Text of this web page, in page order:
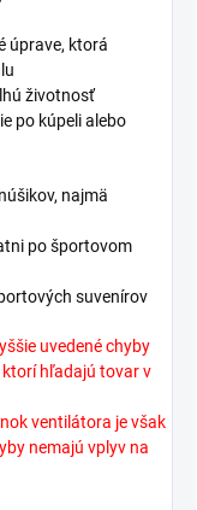
úprave, ktorá
životnosť
po kúpeli alebo
najmä
po športovom
suvenírov
uvedené chyby
hľadajú tovar v
ventilátora je však
nemajú vplyv na